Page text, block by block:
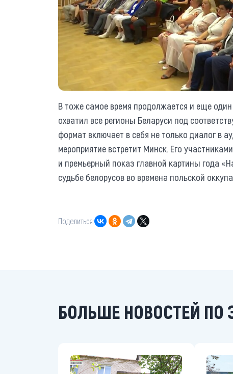
В тоже самое время продолжается и еще
охватил все регионы Беларуси под
формат включает в себя не только диалог в
мероприятие встретит Минск. Его
и премьерный показ главной картины года
судьбе белорусов во времена польской
Поделиться:
БОЛЬШЕ НОВОСТЕЙ ПО